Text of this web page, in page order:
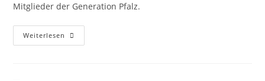
Mitglieder der Generation Pfalz.
Weiterlesen